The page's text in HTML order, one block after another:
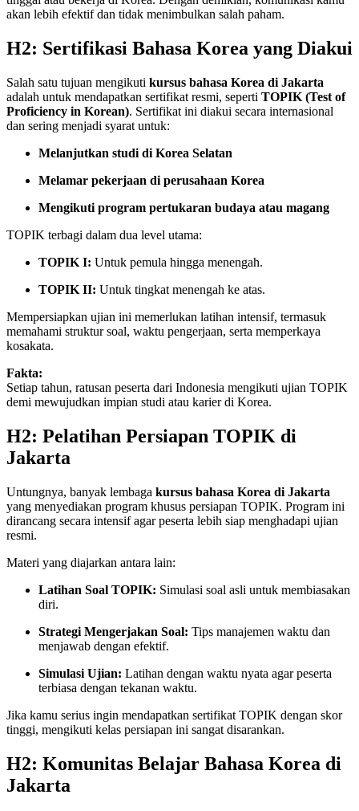
akan lebih efektif dan tidak menimbulkan salah paham.
H2: Sertifikasi Bahasa Korea yang Diakui
Salah satu tujuan mengikuti kursus bahasa Korea di Jakarta
adalah untuk mendapatkan sertifikat resmi, seperti TOPIK (Test of
Proficiency in Korean). Sertifikat ini diakui secara internasional
dan sering menjadi syarat untuk:
Melanjutkan studi di Korea Selatan
Melamar pekerjaan di perusahaan Korea
Mengikuti program pertukaran budaya atau magang
TOPIK terbagi dalam dua level utama:
TOPIK I: Untuk pemula hingga menengah.
TOPIK II: Untuk tingkat menengah ke atas.
Mempersiapkan ujian ini memerlukan latihan intensif, termasuk
memahami struktur soal, waktu pengerjaan, serta memperkaya
kosakata.
Fakta:
Setiap tahun, ratusan peserta dari Indonesia mengikuti ujian TOPIK
demi mewujudkan impian studi atau karier di Korea.
H2: Pelatihan Persiapan TOPIK di
Jakarta
Untungnya, banyak lembaga kursus bahasa Korea di Jakarta
yang menyediakan program khusus persiapan TOPIK. Program ini
dirancang secara intensif agar peserta lebih siap menghadapi ujian
resmi.
Materi yang diajarkan antara lain:
Latihan Soal TOPIK: Simulasi soal asli untuk membiasakan
diri.
Strategi Mengerjakan Soal: Tips manajemen waktu dan
menjawab dengan efektif.
Simulasi Ujian: Latihan dengan waktu nyata agar peserta
terbiasa dengan tekanan waktu.
Jika kamu serius ingin mendapatkan sertifikat TOPIK dengan skor
tinggi, mengikuti kelas persiapan ini sangat disarankan.
H2: Komunitas Belajar Bahasa Korea di
Jakarta